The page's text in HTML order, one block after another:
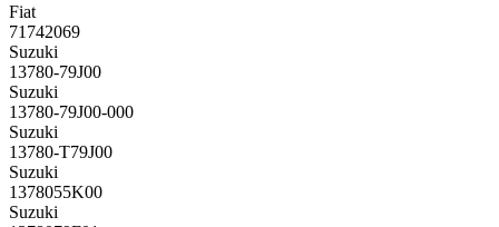
Fiat
71742069
Suzuki
13780-79J00
Suzuki
13780-79J00-000
Suzuki
13780-T79J00
Suzuki
1378055K00
Suzuki